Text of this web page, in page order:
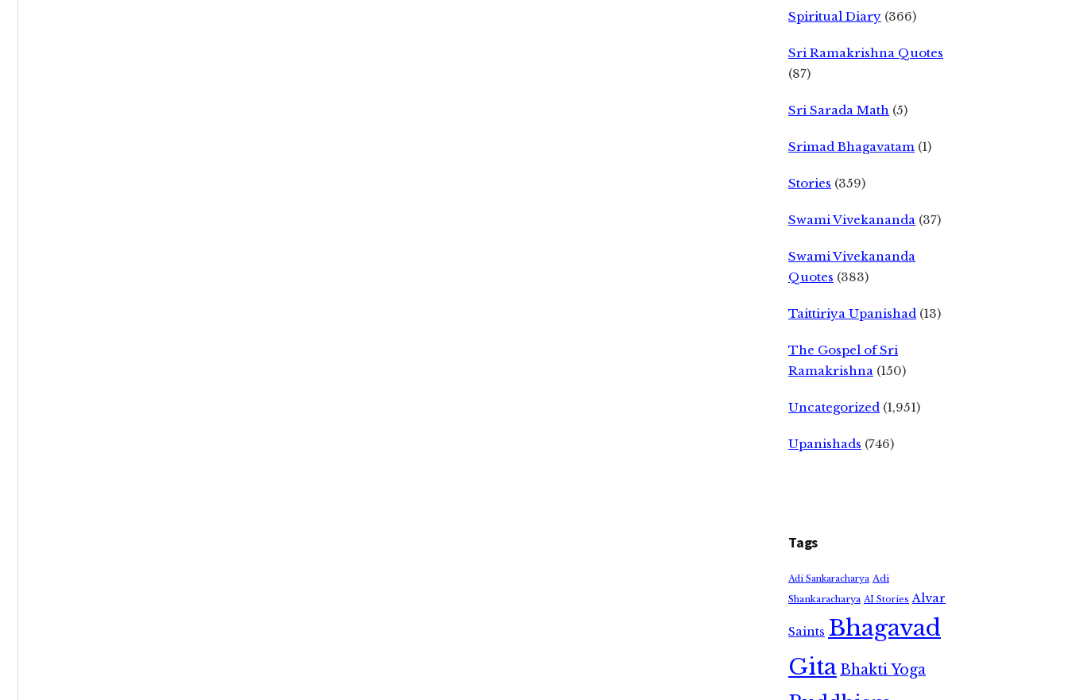
Spiritual Diary (366)
Sri Ramakrishna Quotes
(87)
Sri Sarada Math (5)
Srimad Bhagavatam (1)
Stories (359)
Swami Vivekananda (37)
Swami Vivekananda
Quotes (383)
Taittiriya Upanishad (13)
The Gospel of Sri
Ramakrishna (150)
Uncategorized (1,951)
Upanishads (746)
Tags
Adi Sankaracharya Adi
Shankaracharya AI Stories Alvar
Saints Bhagavad
GitaBhakti Yoga